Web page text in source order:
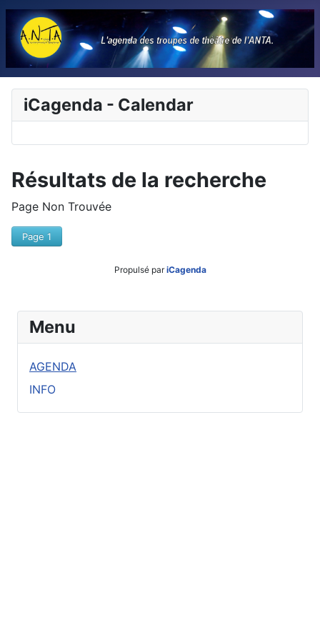
iCagenda - Calendar
Résultats de la recherche
Page Non Trouvée
Page 1
Propulsé pariCagenda
Menu
AGENDA
INFO